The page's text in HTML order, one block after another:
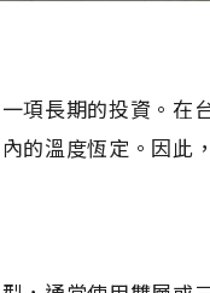
項長期的投資。在
的溫度恆定。因此